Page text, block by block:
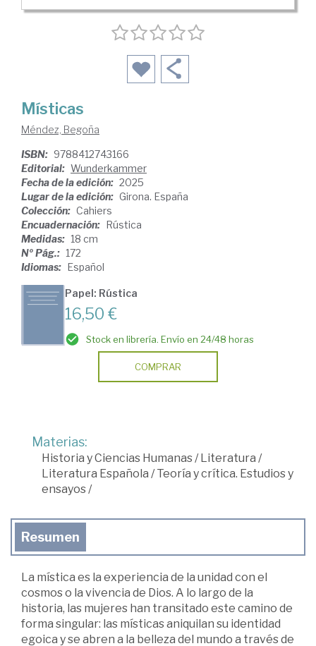
Místicas
Méndez, Begoña
ISBN: 9788412743166
Editorial: Wunderkammer
Fecha de la edición: 2025
Lugar de la edición: Girona. España
Colección: Cahiers
Encuadernación: Rústica
Medidas: 18 cm
Nº Pág.: 172
Idiomas: Español
Papel: Rústica
16,50 €
Stock en librería. Envío en 24/48 horas
COMPRAR
Materias:
Historia y Ciencias Humanas/Literatura /
Literatura Española /Teoría y crítica. Estudios y
ensayos/
Resumen
La mística es la experiencia de la unidad con el
cosmos o la vivencia de Dios. A lo largo de la
historia, las mujeres han transitado este camino de
forma singular: las místicas aniquilan su identidad
egoica y se abren a la belleza del mundo a través de